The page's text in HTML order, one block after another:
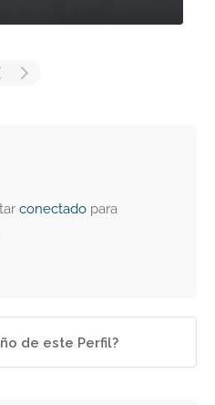
conectado para
de este Perfil?